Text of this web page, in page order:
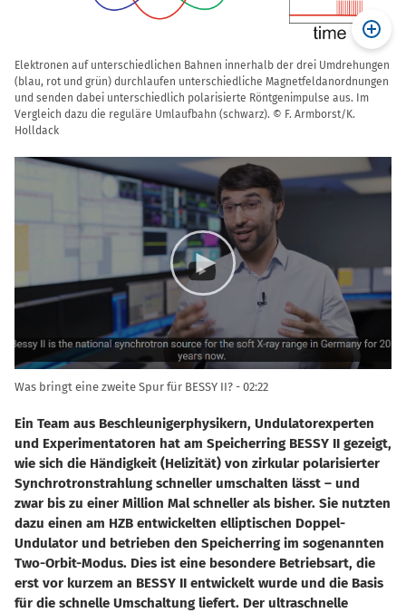
Elektronen auf unterschiedlichen Bahnen innerhalb der drei Umdrehungen
(blau, rot und grün) durchlaufen unterschiedliche Magnetfeldanordnungen
und senden dabei unterschiedlich polarisierte Röntgenimpulse aus. Im
Vergleich dazu die reguläre Umlaufbahn (schwarz). © F. Armborst/K.
Holldack
Video
Was bringt eine zweite Spur für BESSY II? 02:22
Ein Team aus Beschleunigerphysikern, Undulatorexperten
und Experimentatoren hat am Speicherring BESSY II gezeigt,
wie sich die Händigkeit (Helizität) von zirkular polarisierter
Synchrotronstrahlung schneller umschalten lässt – und
zwar bis zu einer Million Mal schneller als bisher. Sie nutzten
dazu einen am HZB entwickelten elliptischen Doppel-
Undulator und betrieben den Speicherring im sogenannten
Two-Orbit-Modus. Dies ist eine besondere Betriebsart, die
erst vor kurzem an BESSY II entwickelt wurde und die Basis
für die schnelle Umschaltung liefert. Der ultraschnelle